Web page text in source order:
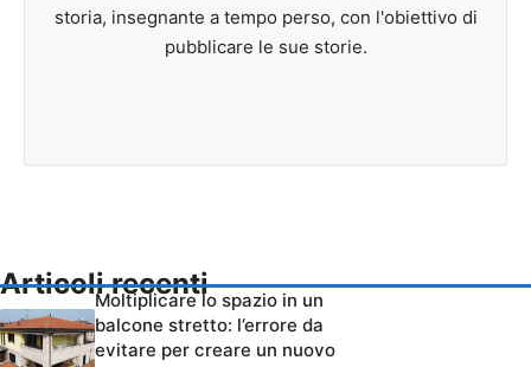
storia, insegnante a tempo perso, con l'obiettivo di
pubblicare le sue storie.
Articoli recenti
Moltiplicare lo spazio in un
balcone stretto: l’errore da
evitare per creare un nuovo